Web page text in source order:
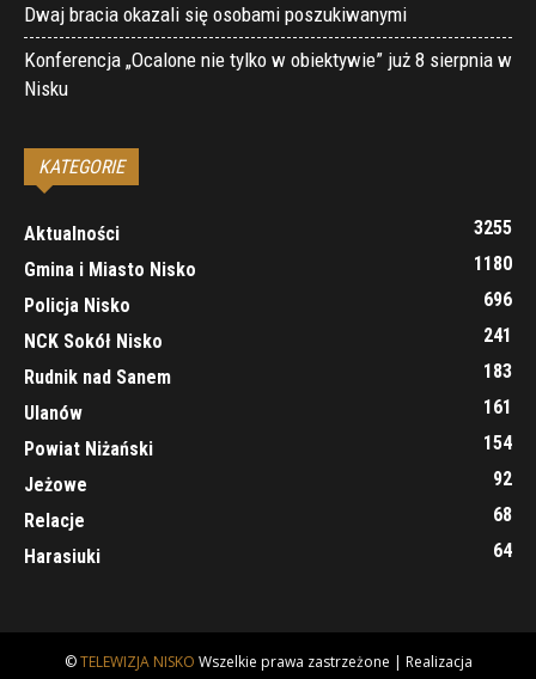
Dwaj bracia okazali się osobami poszukiwanymi
Konferencja „Ocalone nie tylko w obiektywie” już 8 sierpnia w
Nisku
KATEGORIE
Aktualności
3255
Gmina i Miasto Nisko
1180
Policja Nisko
696
NCK Sokół Nisko
241
Rudnik nad Sanem
183
Ulanów
161
Powiat Niżański
154
Jeżowe
92
Relacje
68
Harasiuki
64
©TELEWIZJA NISKO Wszelkie prawa zastrzeżone | Realizacja